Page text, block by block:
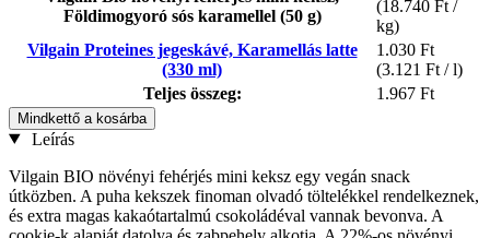
Földimogyoró sós karamellel (50 g)
(18.740 Ft /
kg)
Vilgain Proteines jegeskávé, Karamellás latte
(330 ml)
1.030 Ft
(3.121 Ft / l)
Teljes összeg:
1.967 Ft
Mindkettő a kosárba
Leírás
Vilgain BIO növényi fehérjés mini keksz egy vegán snack
útközben. A puha kekszek finoman olvadó töltelékkel rendelkeznek,
és extra magas kakaótartalmú csokoládéval vannak bevonva. A